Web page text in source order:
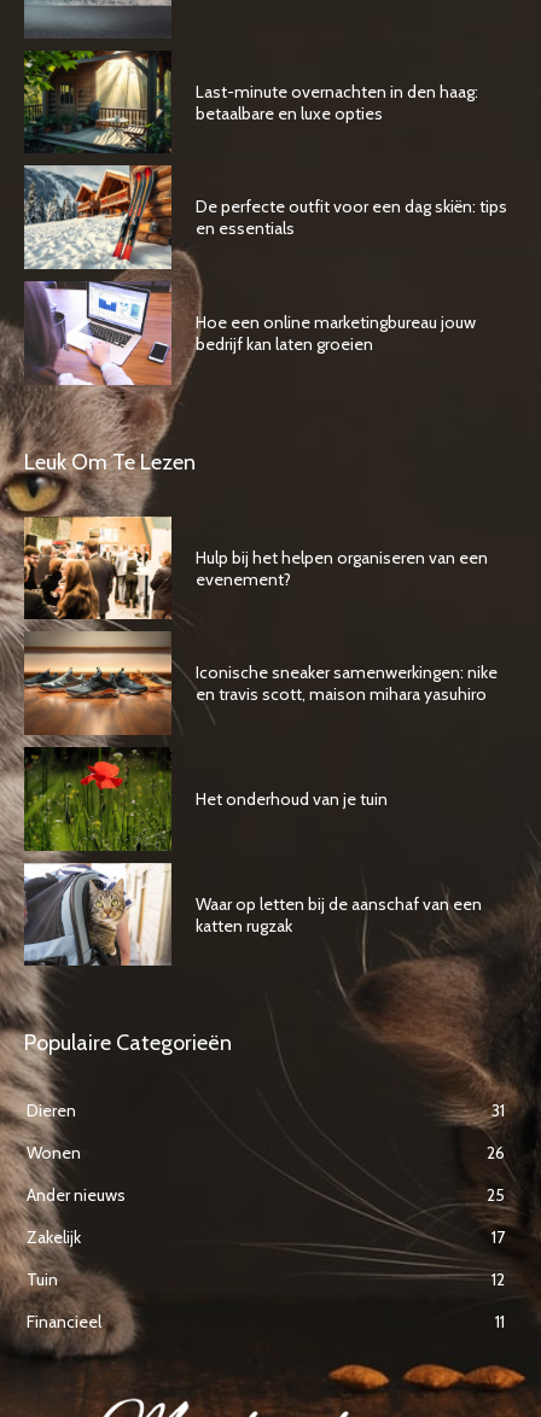
Last-minute overnachten in den haag:
betaalbare en luxe opties
De perfecte outfit voor een dag skiën: tips
en essentials
Hoe een online marketingbureau jouw
bedrijf kan laten groeien
Leuk Om Te Lezen
Hulp bij het helpen organiseren van een
evenement?
Iconische sneaker samenwerkingen: nike
en travis scott, maison mihara yasuhiro
Het onderhoud van je tuin
Waar op letten bij de aanschaf van een
katten rugzak
Populaire Categorieën
Dieren
31
Wonen
26
Ander nieuws
25
Zakelijk
17
Tuin
12
Financieel
11